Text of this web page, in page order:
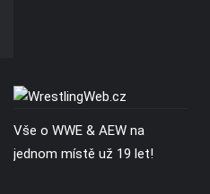
Vše o WWE & AEW na
jednom místě už 19 let!